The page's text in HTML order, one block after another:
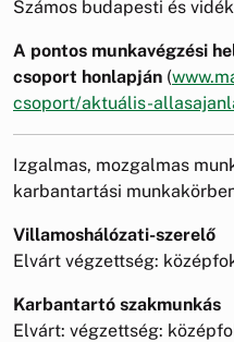
Számos budapesti és
A pontos munkavégzési
csoport honlapján (
csoport/aktuális-
Izgalmas, mozgalmas
karbantartási
Villamoshálózati-szerelő
Elvárt végzettség:
Karbantartó szakmunkás
Elvárt: végzettség: